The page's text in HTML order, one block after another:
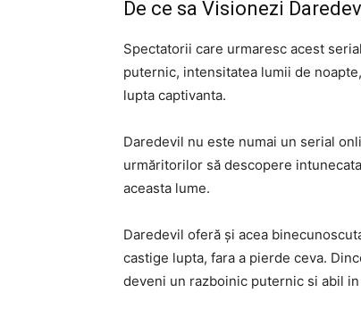
De ce sa Visionezi
Spectatorii care urmaresc acest
puternic, intensitatea lumii de
lupta captivanta.
Daredevil nu este numai un serial
urmăritorilor să descopere
aceasta lume.
Daredevil oferă și acea
castige lupta, fara a pierde ceva.
deveni un razboinic puternic si abil